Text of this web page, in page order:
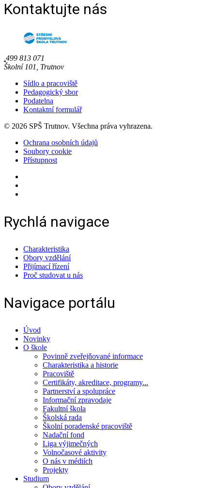
Kontaktujte nás
499 813 071
Školní 101, Trutnov
Sídlo a pracoviště
Pedagogický sbor
Podatelna
Kontaktní formulář
© 2026 SPŠ Trutnov. Všechna práva vyhrazena.
Ochrana osobních údajů
Soubory cookie
Přístupnost
Rychlá navigace
Charakteristika
Obory vzdělání
Přijímací řízení
Proč studovat u nás
Navigace portálu
Úvod
Novinky
O škole
Povinně zveřejňované informace
Charakteristika a historie
Pracoviště
Certifikáty, akreditace, programy...
Partnerství a spolupráce
Informační zpravodaje
Fakultní škola
Školská rada
Školní poradenské pracoviště
Nadační fond
Liga výjimečných
Volnočasové aktivity
O nás v médiích
Projekty
Studium